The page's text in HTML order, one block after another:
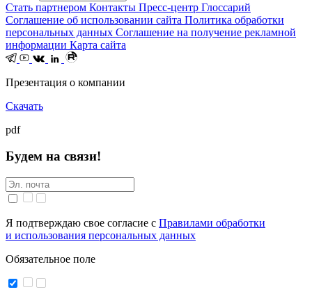
Стать партнером Контакты Пресс-центр Глоссарий
Соглашение об использовании сайта Политика обработки
персональных данных Соглашение на получение рекламной
информации Карта сайта
Презентация о компании
Скачать
pdf
Будем на связи!
Я подтверждаю свое согласие с Правилами обработки
и использования персональных данных
Обязательное поле